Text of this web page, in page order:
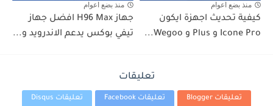
منذ بضع اعوام
كيفية تحديث اجهزة ايكون
Icone Pro و Plus و Wegoo...
منذ بضع اعوام
جهاز H96 Max افضل جهاز
تيفي بوكس يدعم الاندرويد و...
تعليقات
تعليقات Blogger تعليقات Facebook تعليقات Disqus